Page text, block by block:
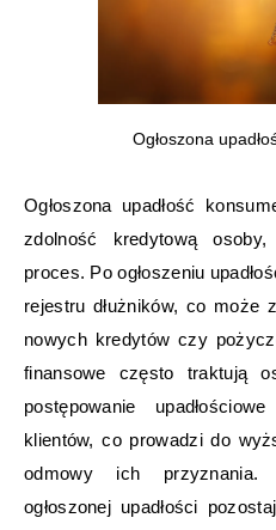
Ogłoszona
Ogłoszona upadłość
zdolność kredytową
proces. Po ogłoszeniu
rejestru dłużników, co może
nowych kredytów czy
finansowe często traktują
postępowanie
klientów, co prowadzi do
odmowy ich
ogłoszonej upadłości